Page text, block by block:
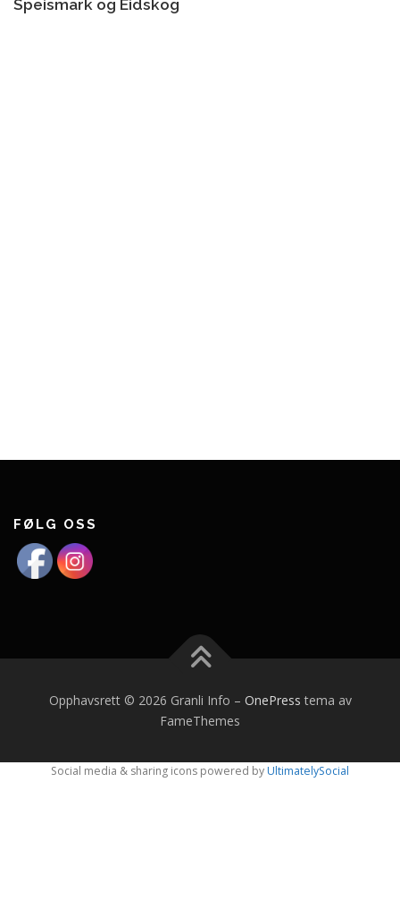
Speismark og Eidskog
FØLG OSS
Opphavsrett © 2026 Granli Info – OnePress tema av
FameThemes
Social media & sharing icons powered byUltimatelySocial